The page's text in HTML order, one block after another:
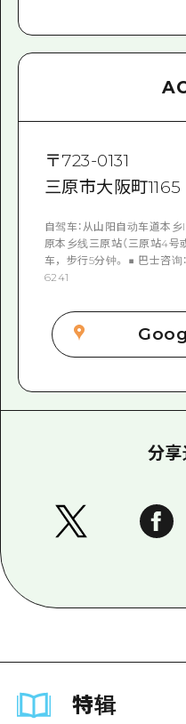
〒723-0131
三原市大阪町1165
自驾车：从山阳自动车道本
原本乡线三原站（三原站4号
车，步行5分钟。 ■ 巴士咨
6241
分
特辑